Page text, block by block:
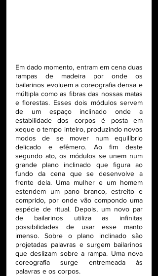
Em dado momento, entram em cena duas
rampas de madeira por onde os
bailarinos evoluem a coreografia densa e
múltipla como as fibras das nossas matas
e florestas. Esses dois módulos servem
de um espaço inclinado onde a
estabilidade dos corpos é posta em
xeque o tempo inteiro, produzindo novos
modos de se mover num equilíbrio
delicado e efêmero. Ao fim deste
segundo ato, os módulos se unem num
grande plano inclinado que figura ao
fundo da cena que se desenvolve a
frente dela. Uma mulher e um homem
estendem um pano branco, estreito e
comprido, por onde vão compondo uma
espécie de ritual. Depois, um novo par
de bailarinos utiliza as infinitas
possibilidades de usar esse manto
imenso. Sobre o plano inclinado são
projetadas palavras e surgem bailarinos
que deslizam sobre a rampa. Uma nova
coreografia surge entremeada às
palavras e os corpos.